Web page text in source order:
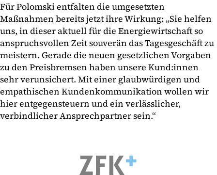
Für Polomski entfalten die umgesetzten
Maßnahmen bereits jetzt ihre Wirkung: „Sie helfen
uns, in dieser aktuell für die Energiewirtschaft so
anspruchsvollen Zeit souverän das Tagesgeschäft zu
meistern. Gerade die neuen gesetzlichen Vorgaben
zu den Preisbremsen haben unsere Kund:innen
sehr verunsichert. Mit einer glaubwürdigen und
empathischen Kundenkommunikation wollen wir
hier entgegensteuern und ein verlässlicher,
verbindlicher Ansprechpartner sein.“